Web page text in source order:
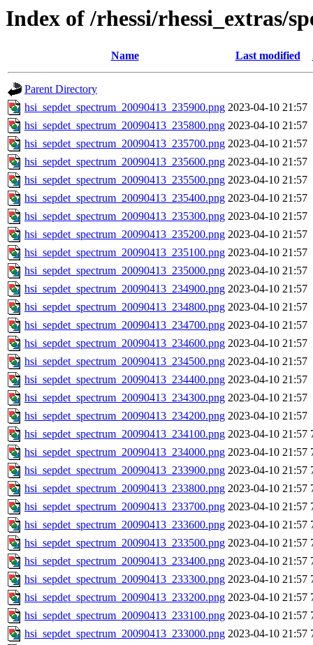
Index of /rhessi/rhessi_extras/
Name Last modified
Parent Directory
hsi_sepdet_spectrum_20090413_235900.png 2023-04-10 21:57
hsi_sepdet_spectrum_20090413_235800.png 2023-04-10 21:57
hsi_sepdet_spectrum_20090413_235700.png 2023-04-10 21:57
hsi_sepdet_spectrum_20090413_235600.png 2023-04-10 21:57
hsi_sepdet_spectrum_20090413_235500.png 2023-04-10 21:57
hsi_sepdet_spectrum_20090413_235400.png 2023-04-10 21:57
hsi_sepdet_spectrum_20090413_235300.png 2023-04-10 21:57
hsi_sepdet_spectrum_20090413_235200.png 2023-04-10 21:57
hsi_sepdet_spectrum_20090413_235100.png 2023-04-10 21:57
hsi_sepdet_spectrum_20090413_235000.png 2023-04-10 21:57
hsi_sepdet_spectrum_20090413_234900.png 2023-04-10 21:57
hsi_sepdet_spectrum_20090413_234800.png 2023-04-10 21:57
hsi_sepdet_spectrum_20090413_234700.png 2023-04-10 21:57
hsi_sepdet_spectrum_20090413_234600.png 2023-04-10 21:57
hsi_sepdet_spectrum_20090413_234500.png 2023-04-10 21:57
hsi_sepdet_spectrum_20090413_234400.png 2023-04-10 21:57
hsi_sepdet_spectrum_20090413_234300.png 2023-04-10 21:57
hsi_sepdet_spectrum_20090413_234200.png 2023-04-10 21:57
hsi_sepdet_spectrum_20090413_234100.png 2023-04-10 21:57
hsi_sepdet_spectrum_20090413_234000.png 2023-04-10 21:57
hsi_sepdet_spectrum_20090413_233900.png 2023-04-10 21:57
hsi_sepdet_spectrum_20090413_233800.png 2023-04-10 21:57
hsi_sepdet_spectrum_20090413_233700.png 2023-04-10 21:57
hsi_sepdet_spectrum_20090413_233600.png 2023-04-10 21:57
hsi_sepdet_spectrum_20090413_233500.png 2023-04-10 21:57
hsi_sepdet_spectrum_20090413_233400.png 2023-04-10 21:57
hsi_sepdet_spectrum_20090413_233300.png 2023-04-10 21:57
hsi_sepdet_spectrum_20090413_233200.png 2023-04-10 21:57
hsi_sepdet_spectrum_20090413_233100.png 2023-04-10 21:57
hsi_sepdet_spectrum_20090413_233000.png 2023-04-10 21:57